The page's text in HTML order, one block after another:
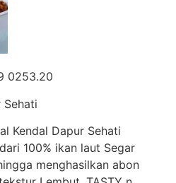
0253.20
Kendal Dapur Sehati
100% ikan laut Segar
menghasilkan abon